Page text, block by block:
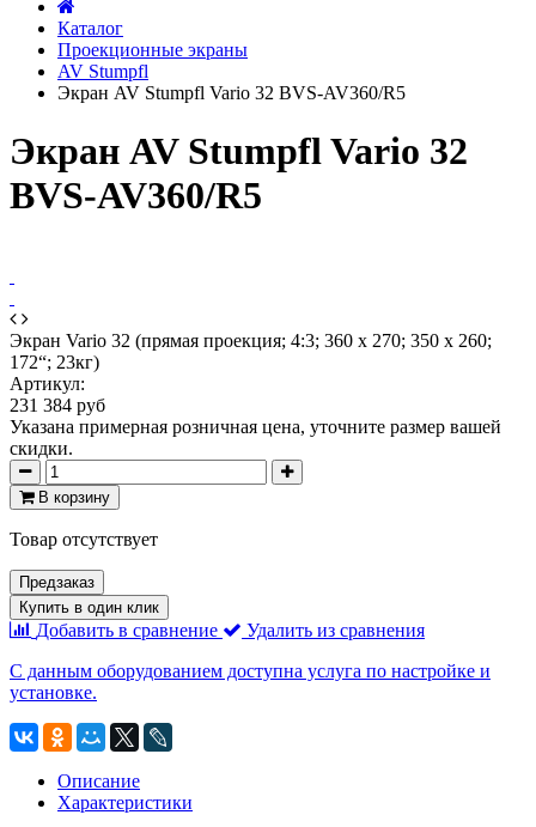
Каталог
Проекционные экраны
AV Stumpfl
Экран AV Stumpfl Vario 32 BVS-AV360/R5
Экран AV Stumpfl Vario 32
BVS-AV360/R5
Экран Vario 32 (прямая проекция; 4:3; 360 x 270; 350 x 260;
172“; 23кг)
Артикул:
231 384 руб
Указана примерная розничная цена, уточните размер вашей
скидки.
В корзину
Товар отсутствует
Предзаказ
Купить в один клик
Добавить в сравнение
Удалить из сравнения
С данным оборудованием доступна услуга по настройке и
установке.
Описание
Характеристики